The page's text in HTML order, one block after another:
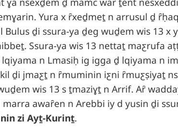
Yura x ȓxeḏmeṯ n arrusul ḏ
Bulus ḏi ssura-ya ḏeg wuḏem wis 13
Ssura-ya wis 13 nettaṯ maƹrufa
lqiyama n Lmasiḥ ig igga ḏ lqiyama n
ḏi jmaƹṯ n ȓmuminin iƹni ȓmuƹṣiyaṯ
wis 13 s ṯmaziɣṯ n Arrif. Aȓ
awaȓen n Arebbi iy d yusin ḏi
zi Ayṯ-Kurinṯ.